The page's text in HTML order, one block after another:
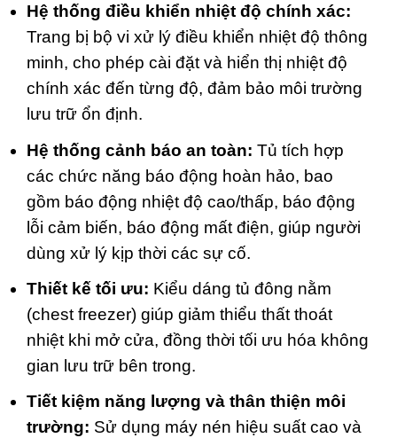
Hệ thống điều khiển nhiệt độ chính xác:
Trang bị bộ vi xử lý điều khiển nhiệt độ thông
minh, cho phép cài đặt và hiển thị nhiệt độ
chính xác đến từng độ, đảm bảo môi trường
lưu trữ ổn định.
Hệ thống cảnh báo an toàn: Tủ tích hợp
các chức năng báo động hoàn hảo, bao
gồm báo động nhiệt độ cao/thấp, báo động
lỗi cảm biến, báo động mất điện, giúp người
dùng xử lý kịp thời các sự cố.
Thiết kế tối ưu: Kiểu dáng tủ đông nằm
(chest freezer) giúp giảm thiểu thất thoát
nhiệt khi mở cửa, đồng thời tối ưu hóa không
gian lưu trữ bên trong.
Tiết kiệm năng lượng và thân thiện môi
trường: Sử dụng máy nén hiệu suất cao và